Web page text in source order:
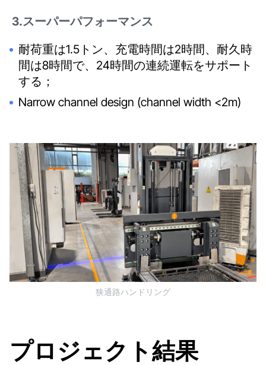
3.スーパーパフォーマンス
耐荷重は1.5トン、充電時間は2時間、耐久時
間は8時間で、24時間の連続運転をサポート
する；
Narrow channel design (channel width <2m)
狭通路ハンドリング
プロジェクト結果